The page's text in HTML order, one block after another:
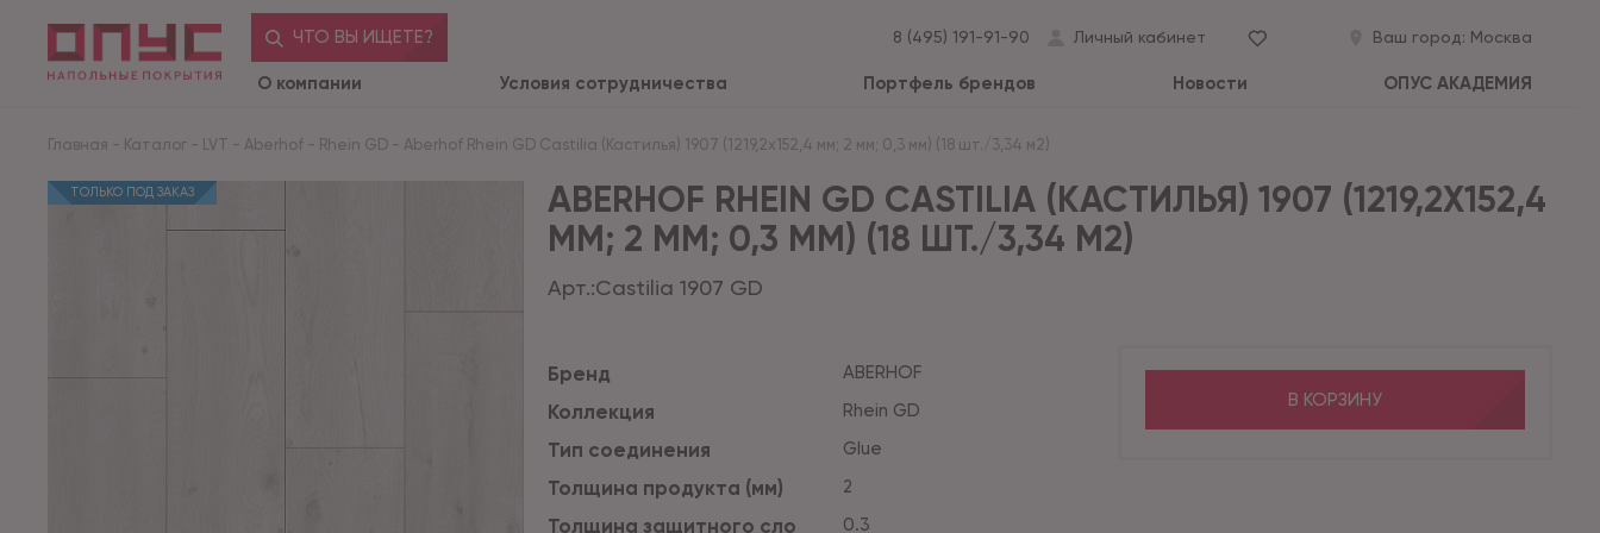
ЧТО ВЫ ИЩЕТЕ? 8 (495) 191-91-90 Личный кабинет Ваш город: Москва
О компании Условия сотрудничества Портфель брендов Новости ОПУС АКАДЕМИЯ
Главная - Каталог - LVT - Aberhof - Rhein GD - Aberhof Rhein GD Castilia (Кастилья) 1907 (1219,2x152,4 мм; 2 мм; 0,3 мм) (18 шт./3,34 м2)
ТОЛЬКО ПОД ЗАКАЗ
ABERHOF RHEIN GD CASTILIA (КАСТИЛЬЯ) 1907 (1219,2X152,4
ММ; 2 ММ; 0,3 ММ) (18 ШТ./3,34 М2)
Арт.:Castilia 1907 GD
Бренд ABERHOF
Коллекция Rhein GD
Тип соединения Glue
Толщина продукта (мм) 2
Толщина защитного сло
0.3
В КОРЗИНУ